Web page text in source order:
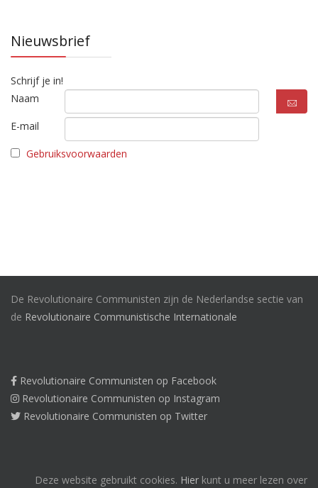
Nieuwsbrief
Schrijf je in!
Naam
E-mail
Gebruiksvoorwaarden
De Revolutionaire Communisten zijn de Nederlandse sectie van
de Revolutionaire Communistische Internationale
Revolutionaire Communisten op Facebook
Revolutionaire Communisten op Instagram
Revolutionaire Communisten op Twitter
Deze website gebruikt cookies. Hier kunt u meer lezen over